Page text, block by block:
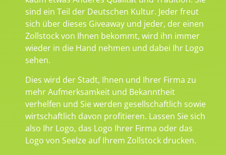
sind ein Teil der Deutschen Kultur. Jeder freut
sich über dieses Giveaway und jeder, der einen
Zollstock von Ihnen bekommt, wird ihn immer
wieder in die Hand nehmen und dabei Ihr Logo
sehen.
Dies wird der Stadt, Ihnen und Ihrer Firma zu
mehr Aufmerksamkeit und Bekanntheit
verhelfen und Sie werden gesellschaftlich sowie
wirtschaftlich davon profitieren. Lassen Sie sich
also Ihr Logo, das Logo Ihrer Firma oder das
Logo von Seelze auf Ihrem Zollstock drucken.